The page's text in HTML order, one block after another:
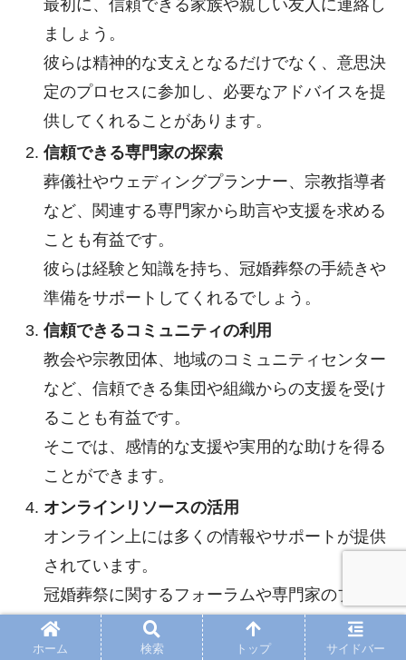
最初に、信頼できる家族や親しい友人に連絡し
ましょう。
彼らは精神的な支えとなるだけでなく、意思決
定のプロセスに参加し、必要なアドバイスを提
供してくれることがあります。
信頼できる専門家の探索
葬儀社やウェディングプランナー、宗教指導者
など、関連する専門家から助言や支援を求める
ことも有益です。
彼らは経験と知識を持ち、冠婚葬祭の手続きや
準備をサポートしてくれるでしょう。
信頼できるコミュニティの利用
教会や宗教団体、地域のコミュニティセンター
など、信頼できる集団や組織からの支援を受け
ることも有益です。
そこでは、感情的な支援や実用的な助けを得る
ことができます。
オンラインリソースの活用
オンライン上には多くの情報やサポートが提供
されています。
冠婚葬祭に関するフォーラムや専門家のブロ
グ、コミュニティサイトなどを活用し、支援を
求めることもできます。
ホーム 検索 トップ サイドバー